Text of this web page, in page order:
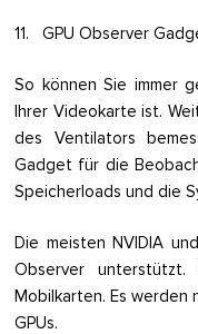
11. GPU Observer
So können Sie immer
Ihrer Videokarte ist.
des Ventilators
Gadget für die
Speicherloads und die
Die meisten NVIDIA
Observer
Mobilkarten. Es werden
GPUs.